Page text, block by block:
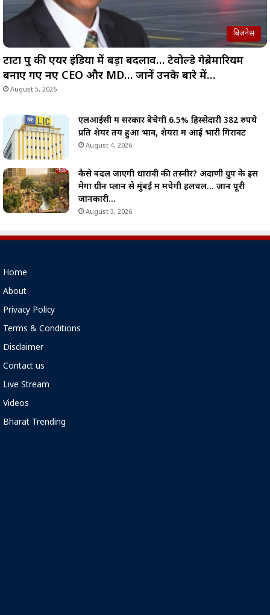
बिज़नेस
टाटा ग्रुप की एयर इंडिया में बड़ा बदलाव… टेवोल्डे गेब्रेमारियम
बनाए गए नए CEO और MD… जानें उनके बारे में…
August 5, 2026
एलआईसी में सरकार बेचेगी 6.5% हिस्सेदारी 382 रुपये
प्रति शेयर तय हुआ भाव, शेयरों में आई भारी गिरावट
August 4, 2026
कैसे बदल जाएगी धारावी की तस्वीर? अदाणी ग्रुप के इस
मेगा ग्रीन प्लान से मुंबई में मचेगी हलचल… जानें पूरी
जानकारी…
August 3, 2026
Home
About
Privacy Policy
Terms & Conditions
Disclaimer
Contact us
Live Stream
Videos
Bharat Trending